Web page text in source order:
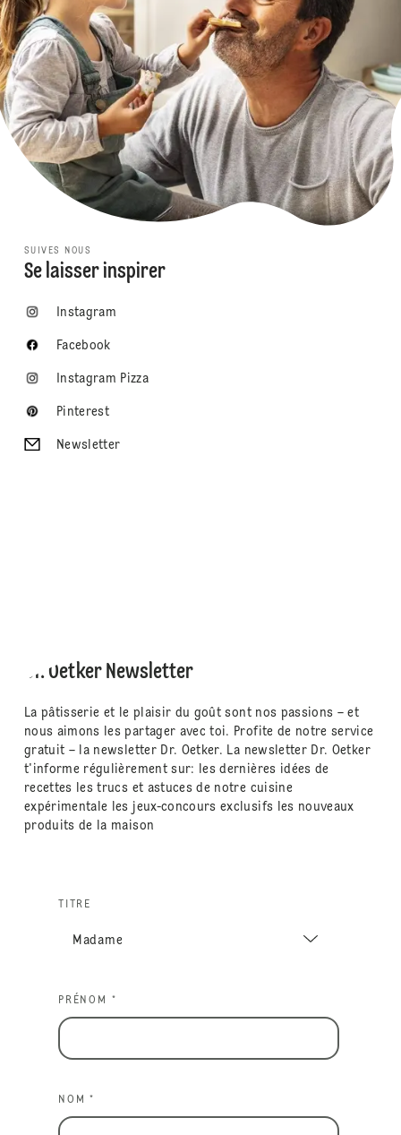
SUIVES NOUS
Se laisser inspirer
Instagram
Facebook
Instagram Pizza
Pinterest
Newsletter
Dr. Oetker Newsletter
La pâtisserie et le plaisir du goût sont nos passions – et
nous aimons les partager avec toi. Profite de notre service
gratuit – la newsletter Dr. Oetker. La newsletter Dr. Oetker
t'informe régulièrement sur: les dernières idées de
recettes les trucs et astuces de notre cuisine
expérimentale les jeux-concours exclusifs les nouveaux
produits de la maison
TITRE
PRÉNOM *
NOM *